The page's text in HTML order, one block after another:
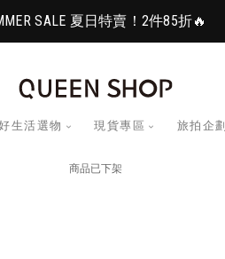
SALE 夏日特賣！2件85折🔥
生活選物 現貨專區 旅拍企劃
商品已下架